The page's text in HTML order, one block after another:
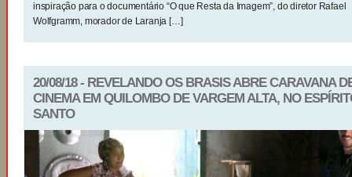
inspiração para o documentário “O que Resta da Imagem”, do diretor Rafael
Wolfgramm, morador de Laranja […]
20/08/18 - REVELANDO OS BRASIS ABRE CARAVANA
CINEMA EM QUILOMBO DE VARGEM ALTA, NO
SANTO